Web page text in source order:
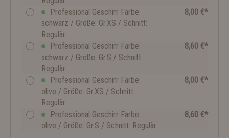
Professional Geschirr Farbe:
schwarz / Größe: Gr.XS / Schnitt:
Regulär
8,00 €*
Professional Geschirr Farbe:
schwarz / Größe: Gr.S / Schnitt:
Regulär
8,60 €*
Professional Geschirr Farbe:
olive / Größe: Gr.XS / Schnitt:
Regulär
8,00 €*
Professional Geschirr Farbe:
olive / Größe: Gr.S / Schnitt: Regulär
8,60 €*